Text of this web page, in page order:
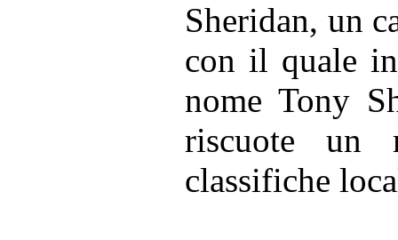
Sheridan, un
con il quale
nome Tony
riscuote un
classifiche